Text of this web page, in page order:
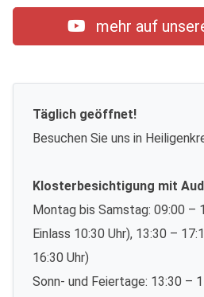
mehr auf
Täglich geöffnet!
Besuchen Sie uns in
Klosterbesichtigung mit
Montag bis Samstag: 09:00 –
Einlass 10:30 Uhr), 13:30 –
16:30 Uhr)
Sonn- und Feiertage: 13:30 –